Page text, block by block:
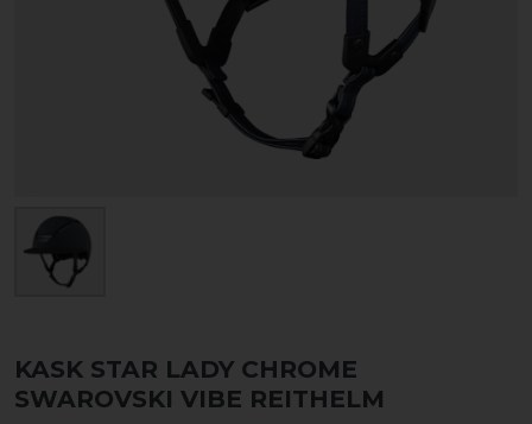
KASK STAR LADY CHROME
SWAROVSKI VIBE REITHELM